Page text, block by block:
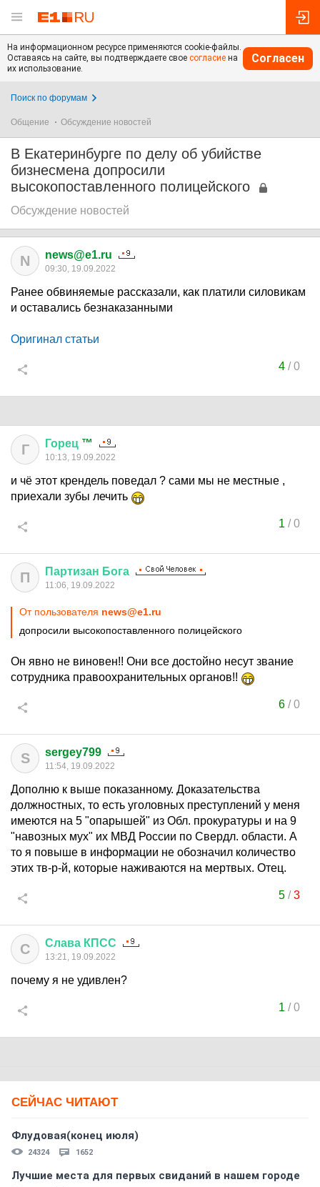
На информационном ресурсе применяются cookie-файлы.
Оставаясь на сайте, вы подтверждаете свое согласие на
их использование.
Согласен
Поиск по форумам
Общение Обсуждение новостей
В Екатеринбурге по делу об убийстве
бизнесмена допросили
высокопоставленного полицейского
Обсуждение новостей
N news@e1.ru
09:30, 19.09.2022
Ранее обвиняемые рассказали, как платили силовикам
и оставались безнаказанными
Оригинал статьи
4/0
Г Горец ™
10:13, 19.09.2022
и чё этот крендель поведал ? сами мы не местные ,
приехали зубы лечить
1 /0
П Партизан Бога
11:06, 19.09.2022
От пользователя news@e1.ru
допросили высокопоставленного полицейского
Он явно не виновен!! Они все достойно несут звание
сотрудника правоохранительных органов!!
6/0
S sergey799
11:54, 19.09.2022
Дополню к выше показанному. Доказательства
должностных, то есть уголовных преступлений у меня
имеются на 5 "опарышей" из Обл. прокуратуры и на 9
"навозных мух" их МВД России по Свердл. области. А
то я повыше в информации не обозначил количество
этих тв-р-й, которые наживаются на мертвых. Отец.
5/3
С Слава КПСС
13:21, 19.09.2022
почему я не удивлен?
1 /0
СЕЙЧАС ЧИТАЮТ
Флудовая(конец июля)
24324 1652
Лучшие места для первых свиданий в нашем городе